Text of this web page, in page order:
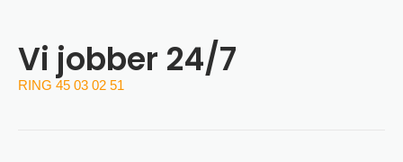
Vi jobber 24/7
RING 45 03 02 51